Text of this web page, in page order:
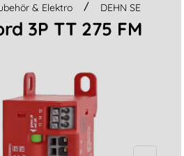
& Elektro DEHN SE
3P TT 275 FM